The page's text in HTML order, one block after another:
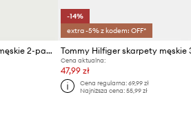
Tommy Hilfiger skarpety męskie 2-pack
-14%
extra -5% z kodem: OFF*
Cena aktualna:
47,99 zł
Cena regularna: 69,99 zł
Najniższa cena: 55,99 zł